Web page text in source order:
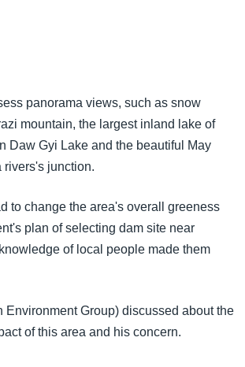
င်း
မယ်
ယံ
စာ
စာ
ျက်အလက်များ
ဉ်
ား
း
panorama views, such as snow
mountain, the largest inland lake of
Daw Gyi Lake and the beautiful May
rivers's junction.
to change the area's overall greeness
plan of selecting dam site near
of local people made them
Environment Group) discussed about the
of this area and his concern.